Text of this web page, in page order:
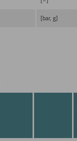
[bar, g]